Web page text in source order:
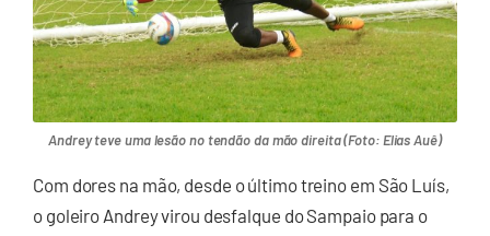
Andrey teve uma lesão no tendão da mão direita (Foto: Elias Auê)
Com dores na mão, desde o último treino em São Luís,
o goleiro Andrey virou desfalque do Sampaio para o